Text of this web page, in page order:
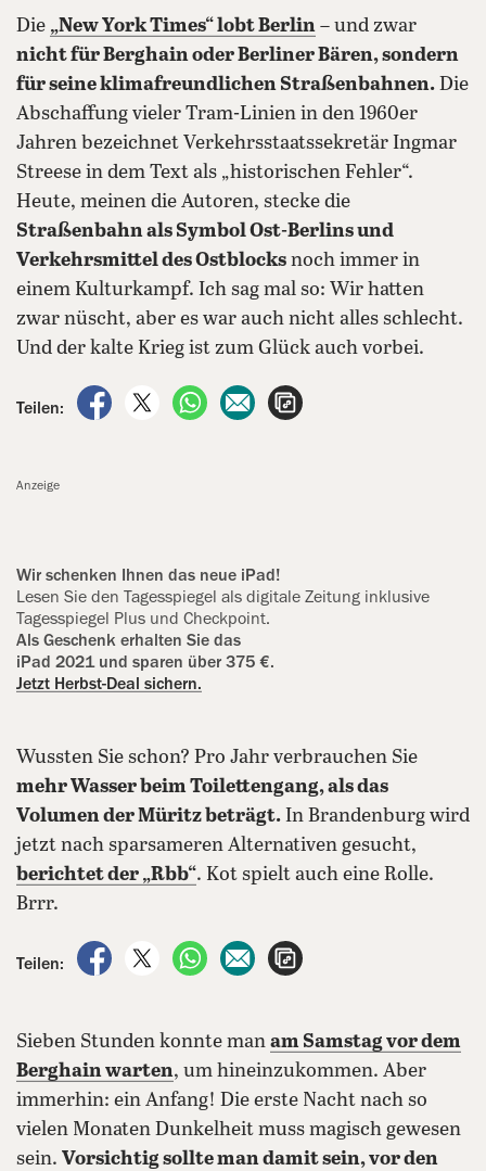
Die „New York Times“ lobt Berlin – und zwar
nicht für Berghain oder Berliner Bären, sondern
für seine klimafreundlichen Straßenbahnen. Die
Abschaffung vieler Tram-Linien in den 1960er
Jahren bezeichnet Verkehrsstaatssekretär Ingmar
Streese in dem Text als „historischen Fehler“.
Heute, meinen die Autoren, stecke die
Straßenbahn als Symbol Ost-Berlins und
Verkehrsmittel des Ostblocks noch immer in
einem Kulturkampf. Ich sag mal so: Wir hatten
zwar nüscht, aber es war auch nicht alles schlecht.
Und der kalte Krieg ist zum Glück auch vorbei.
Teilen:
auf Facebook teilen
auf X teilenper WhatsApp teilen
per E-Mail teilen
Anzeige
Wir schenken Ihnen das neue iPad!
Lesen Sie den Tagesspiegel als digitale Zeitung inklusive
Tagesspiegel Plus und Checkpoint.
Als Geschenk erhalten Sie das
iPad 2021 und sparen über 375 €.
Jetzt Herbst-Deal sichern.
Wussten Sie schon? Pro Jahr verbrauchen Sie
mehr Wasser beim Toilettengang, als das
Volumen der Müritz beträgt. In Brandenburg wird
jetzt nach sparsameren Alternativen gesucht,
berichtet der „Rbb“. Kot spielt auch eine Rolle.
Brrr.
Teilen:
auf Facebook teilen
auf X teilenper WhatsApp teilen
per E-Mail teilen
Sieben Stunden konnte man am Samstag vor dem
Berghain warten, um hineinzukommen. Aber
immerhin: ein Anfang! Die erste Nacht nach so
vielen Monaten Dunkelheit muss magisch gewesen
sein. Vorsichtig sollte man damit sein, vor den